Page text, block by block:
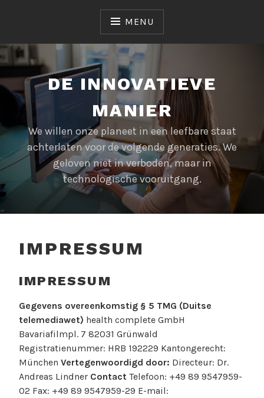
MENU
DE INNOVATIEVE
MANIER
We willen onze planeet in een leefbare staat
achterlaten voor de volgende generaties. We
geloven niet in verboden, maar in
technologische vooruitgang.
IMPRESSUM
IMPRESSUM
Gegevens overeenkomstig § 5 TMG (Duitse
telemediawet) health complete GmbH
Bavariafilmpl. 7 82031 Grünwald
Registratienummer: HRB 192229 Kantongerecht:
München Vertegenwoordigd door: Directeur: Dr.
Andreas Lindner Contact Telefoon: +49 89 9547959-
02 Fax: +49 89 9547959-29 E-mail: